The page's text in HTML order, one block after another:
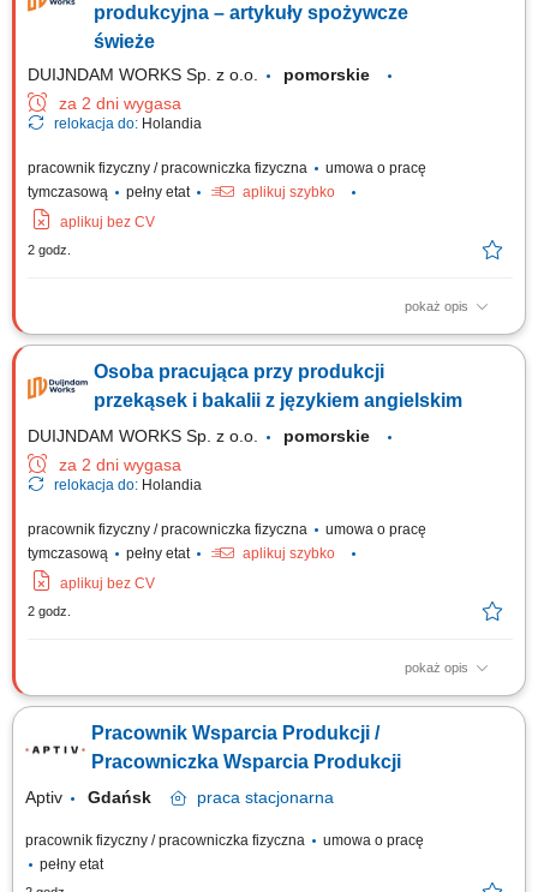
produkcyjneprodukcyjna – artykuły spożywcze
świeże
DUIJNDAM WORKS Sp. z o.o.
pomorskie
za 2 dni wygasa
relokacja do: Holandia
pracownik fizyczny / pracowniczka fizyczna
umowa o pracę
tymczasową
pełny etat
aplikuj szybko
aplikuj bez CV
2 godz.
pokaż opis
Zadania Ocena jakościowa dostarczanych warzyw i owoców oraz ich
opakowaniach docelowych; Prace magazynowe związane z układaniem
palet oraz pojemników z towarem; Współpraca w zespole przy
Osoba pracująca przy produkcji
przekąsek i bakalii z językiem angielskim
DUIJNDAM WORKS Sp. z o.o.
pomorskie
za 2 dni wygasa
relokacja do: Holandia
pracownik fizyczny / pracowniczka fizyczna
umowa o pracę
tymczasową
pełny etat
aplikuj szybko
aplikuj bez CV
2 godz.
pokaż opis
Zadania Rozpakowywanie kartonów oraz przygotowywanie przekąsek i
miksów orzechowych i słodkich produktów; Znakowanie paczek
etykietami oraz przygotowanie towaru do wysyłki na paletach;
Pracownik Wsparcia Produkcji /
Pracowniczka Wsparcia Produkcji
Aptiv Gdańsk praca stacjonarna
pracownik fizyczny / pracowniczka fizyczna
umowa o pracę
pełny etat